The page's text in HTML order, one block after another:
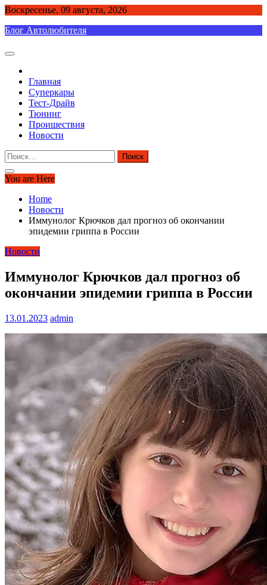
Skip
content
Воскресенье, 09 августа, 2026
Блог Автолюбителя
Главная
Суперкары
Тест-Драйв
Тюнинг
Проишествия
Новости
Найти:
You are Here
Home
Новости
Иммунолог Крючков дал прогноз об окончании
эпидемии гриппа в России
Новости
Иммунолог Крючков дал прогноз об
окончании эпидемии гриппа в России
13.01.2023 admin